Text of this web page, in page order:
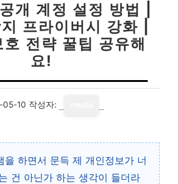
개 계정 설정 방법 |
프라이버시 강화 |
전략 꿀팁 공유해
요!
05-10 작성자:
을 하면서 문득 제 개인정보가 너
건 아닌가 하는 생각이 들더라